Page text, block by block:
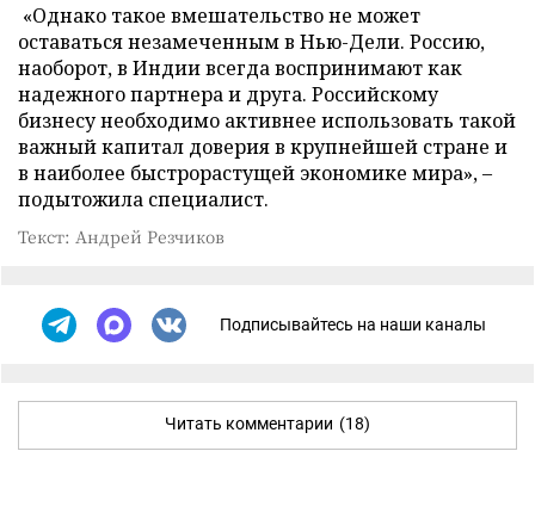
«Однако такое вмешательство не может
оставаться незамеченным в Нью-Дели. Россию,
наоборот, в Индии всегда воспринимают как
надежного партнера и друга. Российскому
бизнесу необходимо активнее использовать такой
важный капитал доверия в крупнейшей стране и
в наиболее быстрорастущей экономике мира», –
подытожила специалист.
Текст: Андрей Резчиков
Подписывайтесь на наши каналы
Читать комментарии (18)